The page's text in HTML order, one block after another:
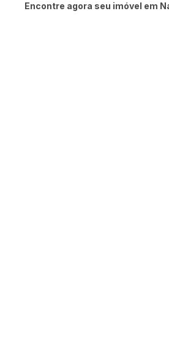
Encontre agora seu imóvel em